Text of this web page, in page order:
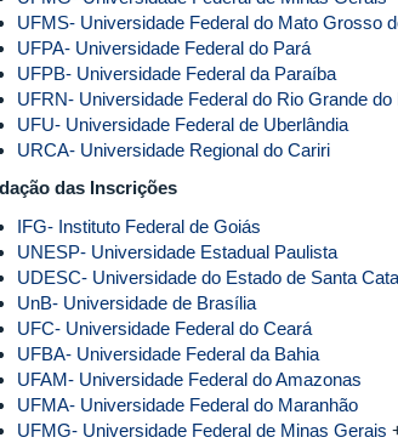
UFMS- Universidade Federal do Mato Grosso
UFPA- Universidade Federal do Pará
UFPB- Universidade Federal da Paraíba
UFRN- Universidade Federal do Rio Grande do
UFU- Universidade Federal de Uberlândia
URCA- Universidade Regional do Cariri
das Inscrições
IFG- Instituto Federal de Goiás
UNESP- Universidade Estadual Paulista
UDESC- Universidade do Estado de Santa
UnB- Universidade de Brasília
UFC- Universidade Federal do Ceará
UFBA- Universidade Federal da Bahia
UFAM- Universidade Federal do Amazonas
UFMA- Universidade Federal do Maranhão
UFMG- Universidade Federal de Minas Gerais